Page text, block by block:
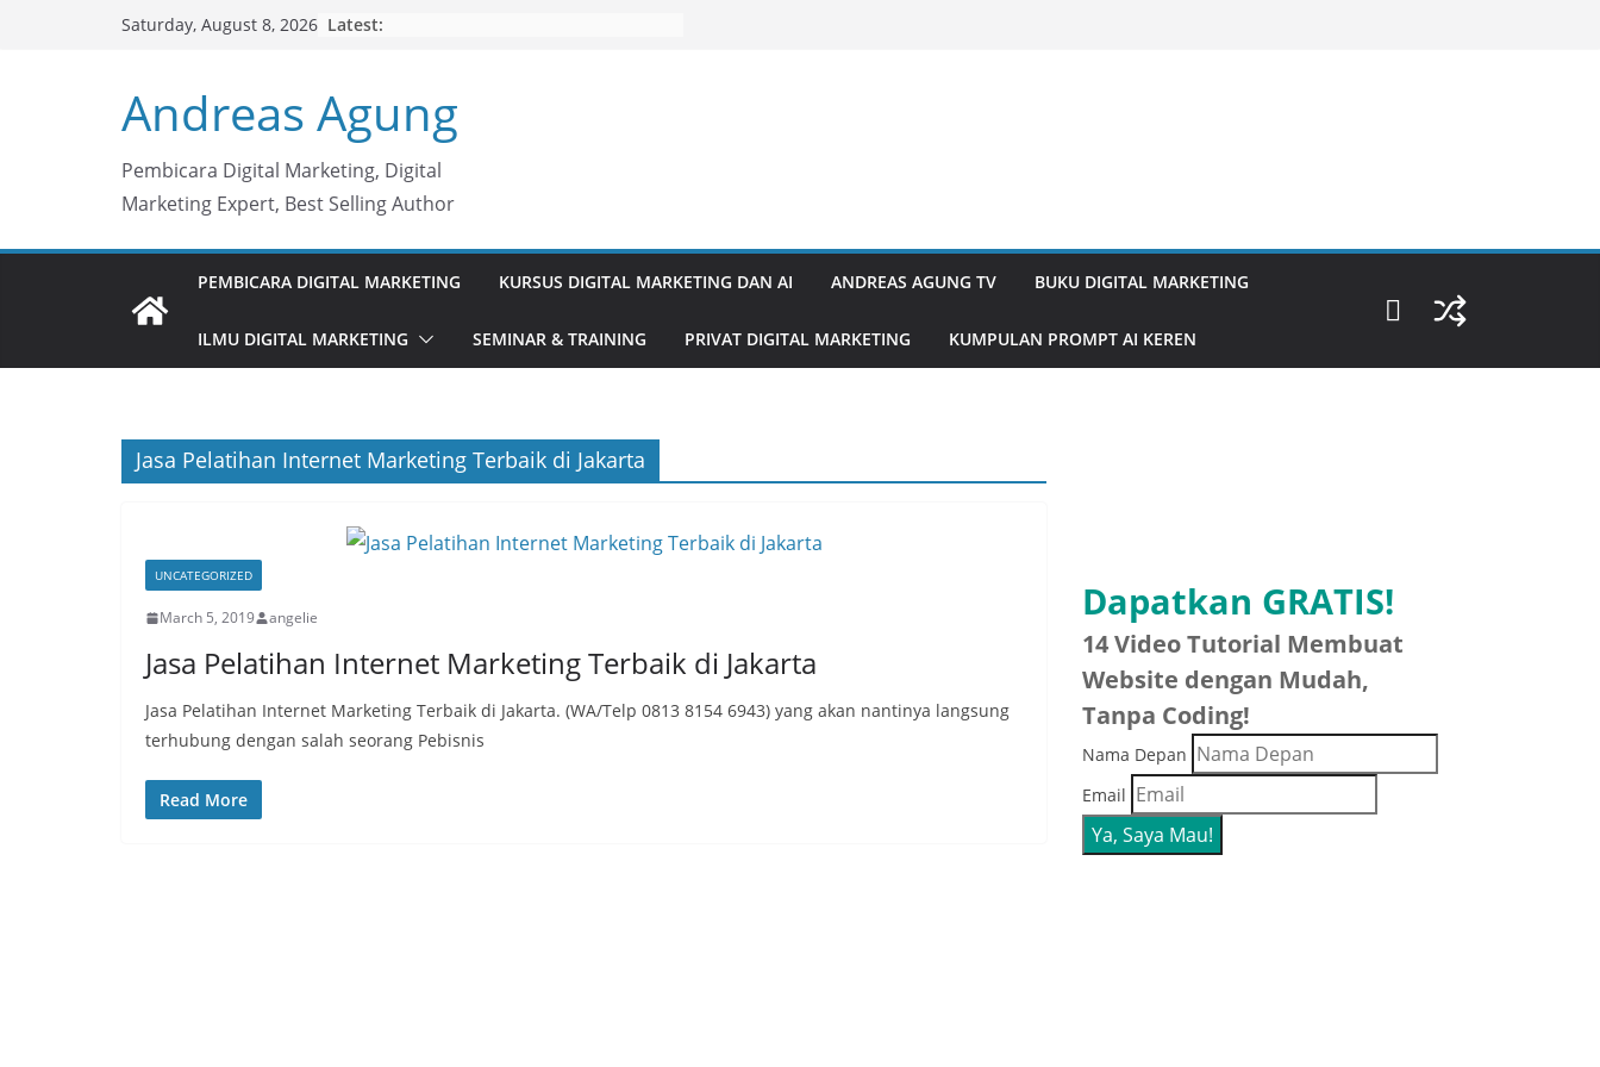
Saturday, August 8, 2026 Latest:
Andreas Agung
Pembicara Digital Marketing, Digital
Marketing Expert, Best Selling Author
PEMBICARA DIGITAL MARKETING KURSUS DIGITAL MARKETING DAN AI ANDREAS AGUNG TV BUKU DIGITAL MARKETING
ILMU DIGITAL MARKETING SEMINAR & TRAINING PRIVAT DIGITAL MARKETING KUMPULAN PROMPT AI KEREN
Jasa Pelatihan Internet Marketing Terbaik di Jakarta
UNCATEGORIZED
March 5, 2019 angelie
Jasa Pelatihan Internet Marketing Terbaik di Jakarta
Jasa Pelatihan Internet Marketing Terbaik di Jakarta. (WA/Telp 0813 8154 6943) yang akan nantinya langsung
terhubung dengan salah seorang Pebisnis
Read More
Dapatkan GRATIS!
14 Video Tutorial Membuat
Website dengan Mudah,
Tanpa Coding!
Nama Depan
Email